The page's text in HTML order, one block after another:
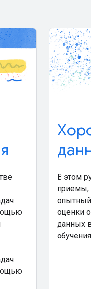
В этом
приемы,
опытный
оценки
данных